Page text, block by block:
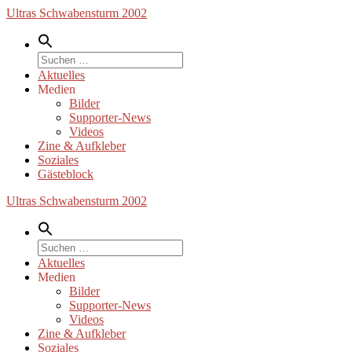
Zum
springen
Ultras Schwabensturm 2002
Suche
nach:
Aktuelles
Medien
Bilder
Supporter-News
Videos
Zine & Aufkleber
Soziales
Gästeblock
Ultras Schwabensturm 2002
Suche
nach:
Aktuelles
Medien
Bilder
Supporter-News
Videos
Zine & Aufkleber
Soziales